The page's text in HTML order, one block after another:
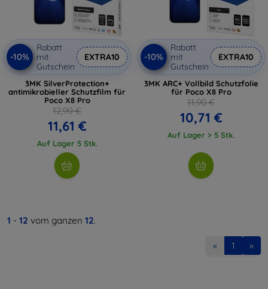
-10%
Rabatt
mit
Gutschein
EXTRA10
3MK SilverProtection+
antimikrobieller Schutzfilm für
Poco X8 Pro
12,90 €
11,61 €
Auf Lager 5 Stk.
-10%
Rabatt
mit
Gutschein
EXTRA10
3MK ARC+ Vollbild Schutzfolie
für Poco X8 Pro
11,90 €
10,71 €
Auf Lager > 5 Stk.
1 - 12 vom ganzen 12.
« 1 »